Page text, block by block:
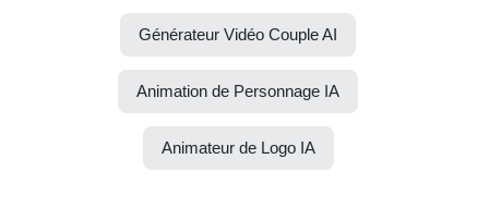
Générateur Vidéo Couple AI
Animation de Personnage IA
Animateur de Logo IA